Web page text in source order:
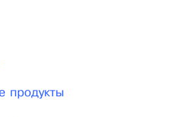
продукты